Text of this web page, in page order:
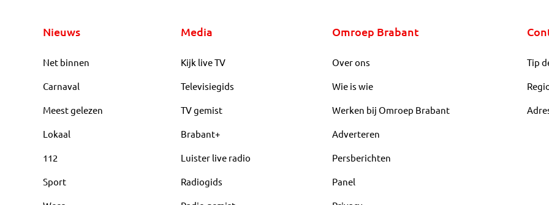
Nieuws
Net binnen
Carnaval
Meest gelezen
Lokaal
112
Sport
Media
Kijk live TV
Televisiegids
TV gemist
Brabant+
Luister live radio
Radiogids
Omroep Brabant
Over ons
Wie is wie
Werken bij Omroep Brabant
Adverteren
Persberichten
Panel
Tip